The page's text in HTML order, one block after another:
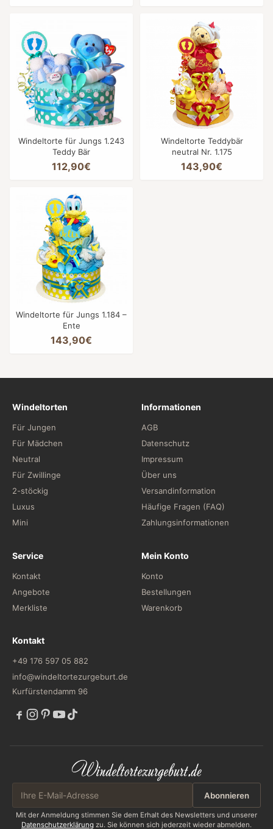
Windeltorte für Jungs 1.243
Teddy Bär
112,90€
Windeltorte Teddybär
neutral Nr. 1.175
143,90€
Windeltorte für Jungs 1.184 –
Ente
143,90€
Windeltorten
Für Jungen
Für Mädchen
Neutral
Für Zwillinge
2-stöckig
Luxus
Mini
Informationen
AGB
Datenschutz
Impressum
Über uns
Versandinformation
Häufige Fragen (FAQ)
Zahlungsinformationen
Service
Kontakt
Angebote
Merkliste
Mein Konto
Konto
Bestellungen
Warenkorb
Kontakt
+49 176 597 05 882
info@windeltortezurgeburt.de
Kurfürstendamm 96
Abonnieren
Mit der Anmeldung stimmen Sie dem Erhalt des Newsletters und unserer
Datenschutzerklärung zu. Sie können sich jederzeit wieder abmelden.